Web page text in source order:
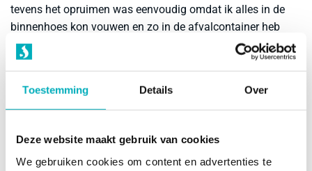
Toestemming Details Over
Deze website maakt gebruik van cookies
We gebruiken cookies om content en advertenties te
tevens het opruimen was eenvoudig omdat ik alles in de
binnenhoes kon vouwen en zo in de afvalcontainer heb
geloosd.
Al met al kijken we terug op een heel geslaagde bevalling
die exact verlopen is zowel we hadden gewenst. We waren
meer dan tevreden over jullie bad. Duidelijke instructies en
iedereen aanbevelen. Hartelijk dank voor het mede mogelijk
maken van deze fantastische bevalling en mochten we in